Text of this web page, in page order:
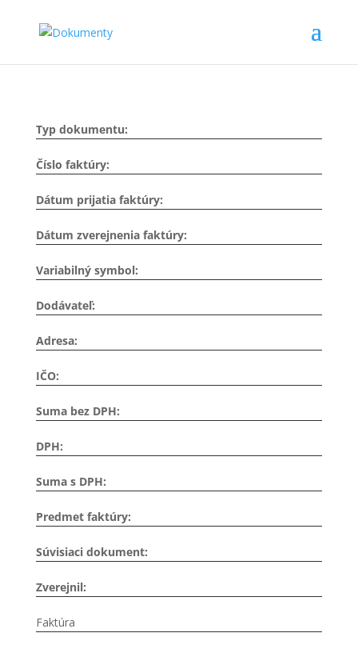
Typ dokumentu:
Číslo faktúry:
Dátum prijatia faktúry:
Dátum zverejnenia faktúry:
Variabilný symbol:
Dodávateľ:
Adresa:
IČO:
Suma bez DPH:
DPH:
Suma s DPH:
Predmet faktúry:
Súvisiaci dokument:
Zverejnil:
Faktúra